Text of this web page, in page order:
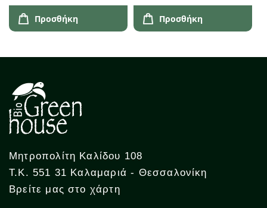
Προσθήκη Προσθήκη
Μητροπολίτη Καλίδου 108
Τ.Κ. 551 31 Καλαμαριά - Θεσσαλονίκη
Βρείτε μας στο χάρτη